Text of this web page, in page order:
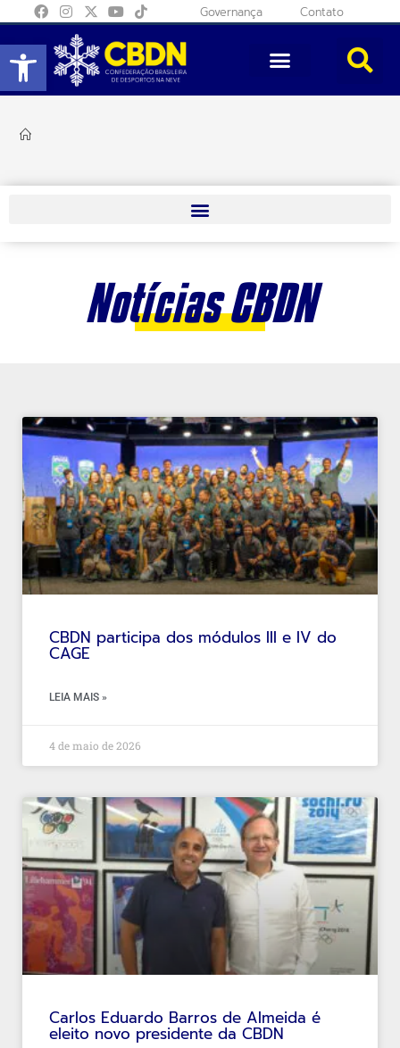
Abrir a barra de ferramentas
Governança Contato
Notícias CBDN
CBDN participa dos módulos III e IV do
CAGE
LEIA MAIS »
4 de maio de 2026
Carlos Eduardo Barros de Almeida é
eleito novo presidente da CBDN